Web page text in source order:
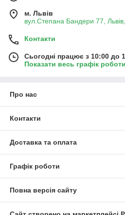
м. Львів
вул.Степана Бандери 77,
Контакти
Сьогодні працює з 10:00 до
Показати весь графік роботи
Про нас
Контакти
Доставка та оплата
Графік роботи
Повна версія сайту